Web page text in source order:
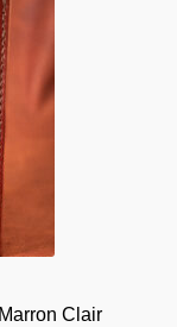
Clair